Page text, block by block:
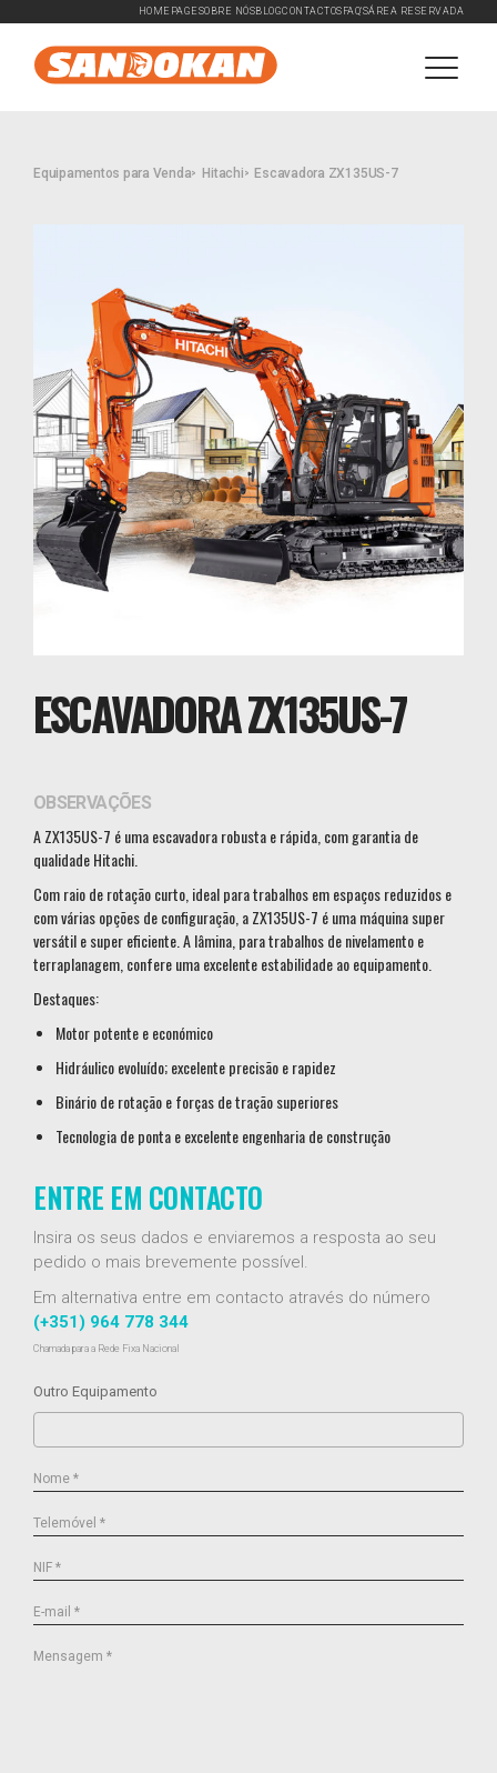
HOMEPAGE SOBRE NÓSBLOGCONTACTOS FAQ'SÁREA RESERVADA
Equipamentos para Venda Hitachi Escavadora ZX135US-7
ESCAVADORA ZX135US-7
OBSERVAÇÕES
A ZX135US-7 é uma escavadora robusta e rápida, com garantia de
qualidade Hitachi.
Com raio de rotação curto, ideal para trabalhos em espaços reduzidos e
com várias opções de configuração, a ZX135US-7 é uma máquina super
versátil e super eficiente. A lâmina, para trabalhos de nivelamento e
terraplanagem, confere uma excelente estabilidade ao equipamento.
Destaques:
Motor potente e económico
Hidráulico evoluído; excelente precisão e rapidez
Binário de rotação e forças de tração superiores
Tecnologia de ponta e excelente engenharia de construção
ENTRE EM CONTACTO
Insira os seus dados e enviaremos a resposta ao seu
pedido o mais brevemente possível.
Em alternativa entre em contacto através do número
(+351) 964 778 344
Chamada para a Rede Fixa Nacional
Outro Equipamento
Nome *
Telemóvel *
NIF *
E-mail *
Mensagem *